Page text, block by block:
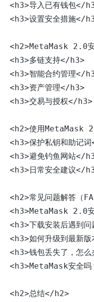
<h3>导入已有钱包</
<h3>设置安全措施</
<h2>MetaMask 2.0
<h3>多链支持</h3>
<h3>智能合约管理</
<h3>资产管理</h3>
<h3>交易与授权</h3>
<h2>使用MetaMask
<h3>保护私钥和助记
<h3>避免钓鱼网站</
<h3>日常安全建议</
<h2>常见问题解答（
<h3>MetaMask 2.0
<h3>下载安装后遇到
<h3>如何升级到最新
<h3>钱包丢失了，怎
<h3>MetaMask安全
<h2>总结</h2>